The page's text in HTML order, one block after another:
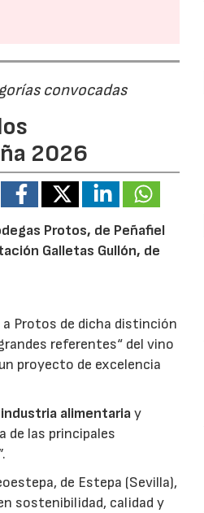
convocadas
2026
Protos, de Peñafiel
Galletas Gullón, de
a Protos de dicha distinción
referentes“ del vino
proyecto de excelencia
industria alimentariay
de las principales
de Estepa (Sevilla),
sostenibilidad, calidad y